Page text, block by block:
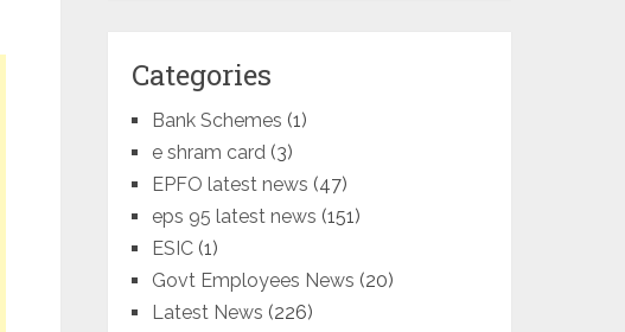
Categories
Bank Schemes (1)
e shram card (3)
EPFO latest news (47)
eps 95 latest news (151)
ESIC (1)
Govt Employees News (20)
Latest News (226)